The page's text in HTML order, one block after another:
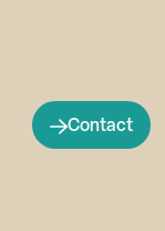
Contact